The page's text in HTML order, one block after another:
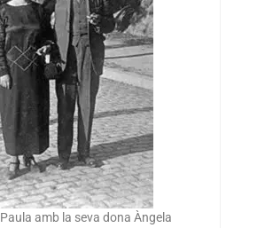
amb la seva dona Àngela